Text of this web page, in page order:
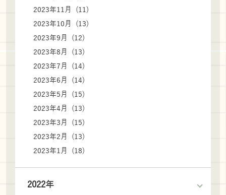
2023年11月 (11)
2023年10月 (13)
2023年9月 (12)
2023年8月 (13)
2023年7月 (14)
2023年6月 (14)
2023年5月 (15)
2023年4月 (13)
2023年3月 (15)
2023年2月 (13)
2023年1月 (18)
2022年